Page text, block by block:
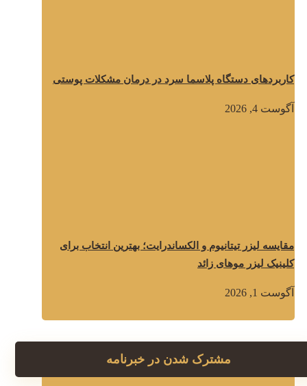
کاربردهای دستگاه پلاسما سرد در درمان مشکلات پوستی
آگوست 4, 2026
مقایسه لیزر تیتانیوم و الکساندرایت؛ بهترین انتخاب برای
کلینیک لیزر موهای زائد
آگوست 1, 2026
مشترک شدن در خبرنامه